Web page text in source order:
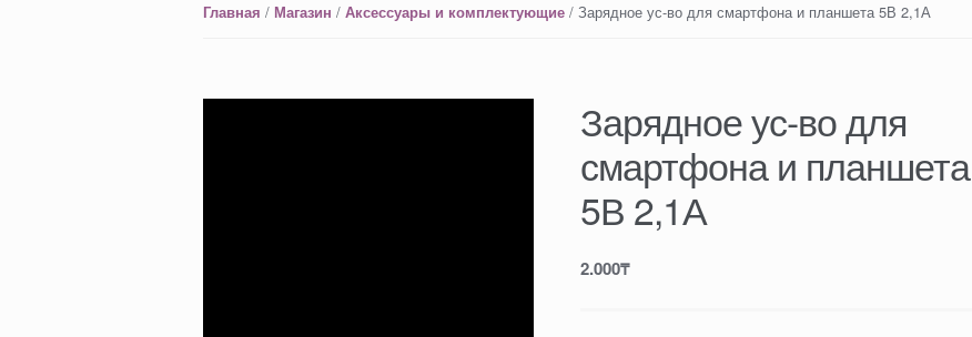
Главная / Магазин /Аксессуары и комплектующие / Зарядное ус-во для смартфона и планшета 5В 2,1А
Зарядное ус-во для
смартфона и планшета
5В 2,1А
2.000₸